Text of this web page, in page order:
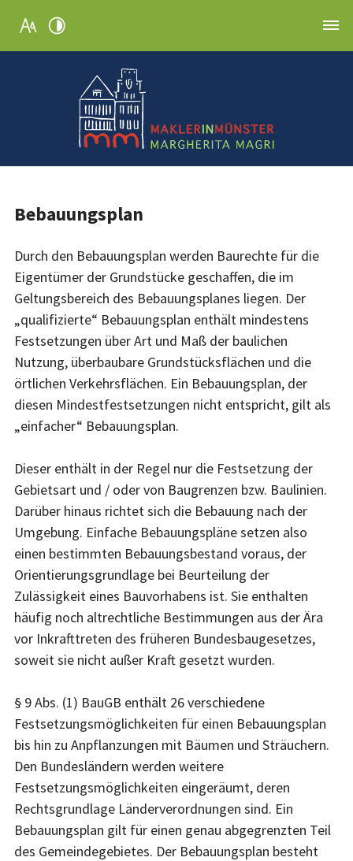
Bebauungsplan
Durch den Bebauungsplan werden Baurechte für die
Eigentümer der Grundstücke geschaffen, die im
Geltungsbereich des Bebauungsplanes liegen. Der
„qualifizierte“ Bebauungsplan enthält mindestens
Festsetzungen über Art und Maß der baulichen
Nutzung, überbaubare Grundstücksflächen und die
örtlichen Verkehrsflächen. Ein Bebauungsplan, der
diesen Mindestfestsetzungen nicht entspricht, gilt als
„einfacher“ Bebauungsplan.
Dieser enthält in der Regel nur die Festsetzung der
Gebietsart und / oder von Baugrenzen bzw. Baulinien.
Darüber hinaus richtet sich die Bebauung nach der
Umgebung. Einfache Bebauungspläne setzen also
einen bestimmten Bebauungsbestand voraus, der
Orientierungsgrundlage bei Beurteilung der
Zulässigkeit eines Bauvorhabens ist. Sie enthalten
häufig noch altrechtliche Bestimmungen aus der Ära
vor Inkrafttreten des früheren Bundesbaugesetzes,
soweit sie nicht außer Kraft gesetzt wurden.
§ 9 Abs. (1) BauGB enthält 26 verschiedene
Festsetzungsmöglichkeiten für einen Bebauungsplan
bis hin zu Anpflanzungen mit Bäumen und Sträuchern.
Den Bundesländern werden weitere
Festsetzungsmöglichkeiten eingeräumt, deren
Rechtsgrundlage Länderverordnungen sind. Ein
Bebauungsplan gilt für einen genau abgegrenzten Teil
des Gemeindegebietes. Der Bebauungsplan besteht